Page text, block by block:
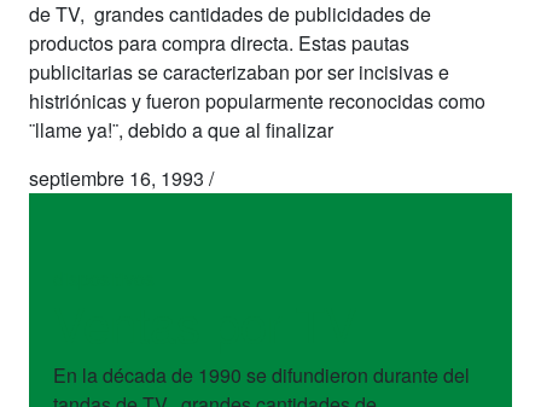
de TV, grandes cantidades de publicidades de
productos para compra directa. Estas pautas
publicitarias se caracterizaban por ser incisivas e
histriónicas y fueron popularmente reconocidas como
¨llame ya!¨, debido a que al finalizar
septiembre 16, 1993 /
En la década de 1990 se difundieron durante del